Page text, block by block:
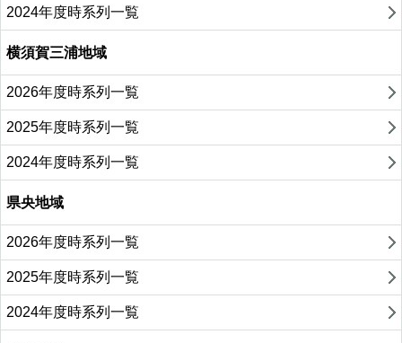
2024年度時系列一覧
横須賀三浦地域
2026年度時系列一覧
2025年度時系列一覧
2024年度時系列一覧
県央地域
2026年度時系列一覧
2025年度時系列一覧
2024年度時系列一覧